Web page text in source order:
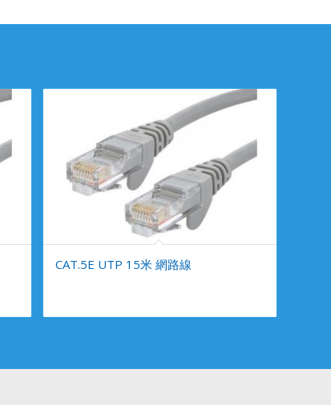
CAT.5E UTP 15米 網路線